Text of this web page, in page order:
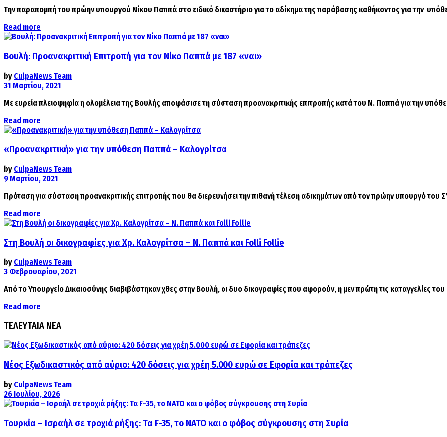
Την παραπομπή του πρώην υπουργού Νίκου Παππά στο ειδικό δικαστήριο για το αδίκημα της παράβασης καθήκοντος για την
Read more
Βουλή: Προανακριτική Επιτροπή για τον Νίκο Παππά με 187 «ναι»
by CulpaNews Team
31 Μαρτίου, 2021
Με ευρεία πλειοψηφία η ολομέλεια της Βουλής αποφάσισε τη σύσταση προανακριτικής επιτροπής κατά του Ν. Παππά για την
Read more
«Προανακριτική» για την υπόθεση Παππά – Καλογρίτσα
by CulpaNews Team
9 Μαρτίου, 2021
Πρόταση για σύσταση προανακριτικής επιτροπής που θα διερευνήσει την πιθανή τέλεση αδικημάτων από τον πρώην υπουργό του
Read more
Στη Βουλή οι δικογραφίες για Χρ. Καλογρίτσα – Ν. Παππά και Folli Follie
by CulpaNews Team
3 Φεβρουαρίου, 2021
Από το Υπουργείο Δικαιοσύνης διαβιβάστηκαν χθες στην Βουλή, οι δυο δικογραφίες που αφορούν, η μεν πρώτη τις καταγγελίες του
Read more
ΤΕΛΕΥΤΑΙΑ ΝΕΑ
Νέος Εξωδικαστικός από αύριο: 420 δόσεις για χρέη 5.000 ευρώ σε Εφορία και τράπεζες
by CulpaNews Team
26 Ιουλίου, 2026
Τουρκία – Ισραήλ σε τροχιά ρήξης: Τα F-35, το ΝΑΤΟ και ο φόβος σύγκρουσης στη Συρία